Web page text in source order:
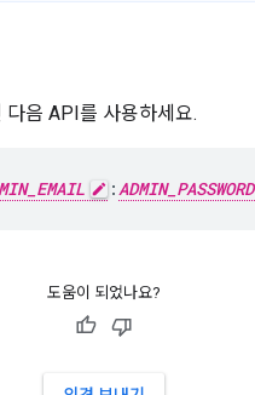
다음 API를 사용하세요.
:ADMIN_PASSWORD
도움이 되었나요?